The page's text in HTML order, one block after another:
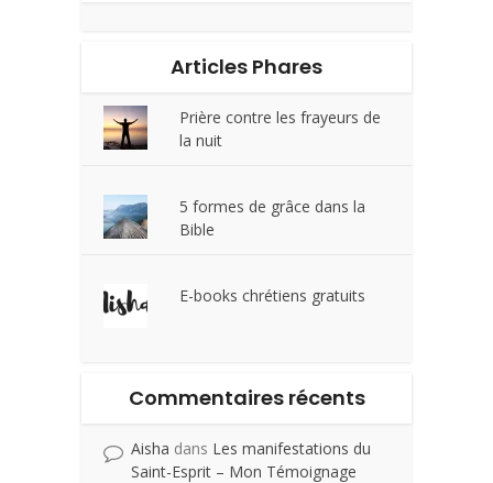
Articles Phares
Prière contre les frayeurs de
la nuit
5 formes de grâce dans la
Bible
E-books chrétiens gratuits
Commentaires récents
Aisha dans Les manifestations du
Saint-Esprit – Mon Témoignage